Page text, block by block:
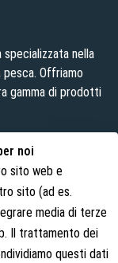
noi
sito web e
sito (ad es.
media di terze
Il trattamento dei
questi dati
specializzata nella
Offriamo
gamma di prodotti